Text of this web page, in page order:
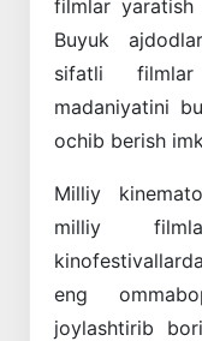
filmlar yaratish
Buyuk
sifatli
madaniyatini
ochib berish
Milliy
milliy
eng
joylashtirib